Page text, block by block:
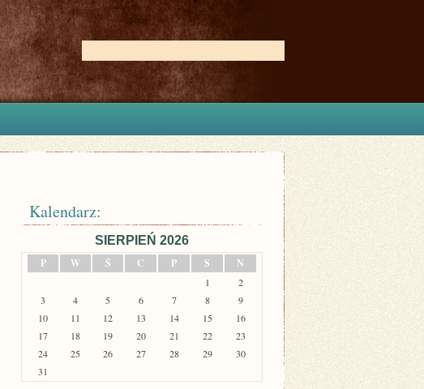
Kalendarz:
SIERPIEŃ 2026
P
W Ś C P S N
1
2
3
4 5 6 7 8
9
10
11 12 13 14 15
16
17
18 19 20 21 22
23
24
25 26 27 28 29
30
31